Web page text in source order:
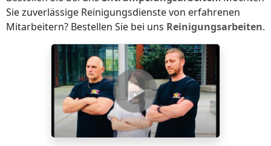
Sie zuverlässige Reinigungsdienste von erfahrenen
Mitarbeitern? Bestellen Sie bei uns Reinigungsarbeiten.